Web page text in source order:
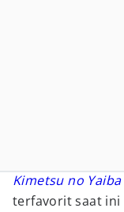
Kimetsu no Yaiba
terfavorit saat ini